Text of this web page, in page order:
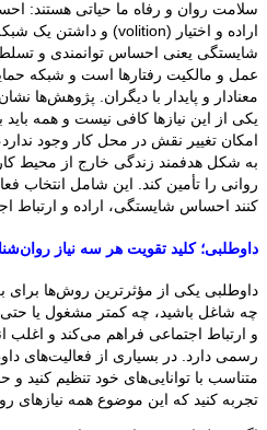
شایستگی یعنی احساس توانمندی و تسلط
عمل و مالکیت رفتارها است و شبکه
معنادار و پایدار با دیگران. پژوهش‌ها
یکی از این نیازها کافی نیست و همه
امکان تغییر نقش در محل کار وجود
به شکل هدفمند زندگی خارج از محیط
روانی را تأمین کند. این شامل انتخاب
کنند احساس شایستگی، اراده و ارتباط
داوطلبی؛ کلید تقویت هر سه نیاز
داوطلبی یکی از مؤثرترین روش‌ها برای
چه شاغل باشید، چه کمتر مشغول یا حتی
و ارتباط اجتماعی فراهم می‌کند و اغلب
رسمی دارد. در بسیاری از فعالیت‌های
متناسب با توانایی‌های خود تنظیم کنید
تجربه کنید که این موضوع همه نیازهای